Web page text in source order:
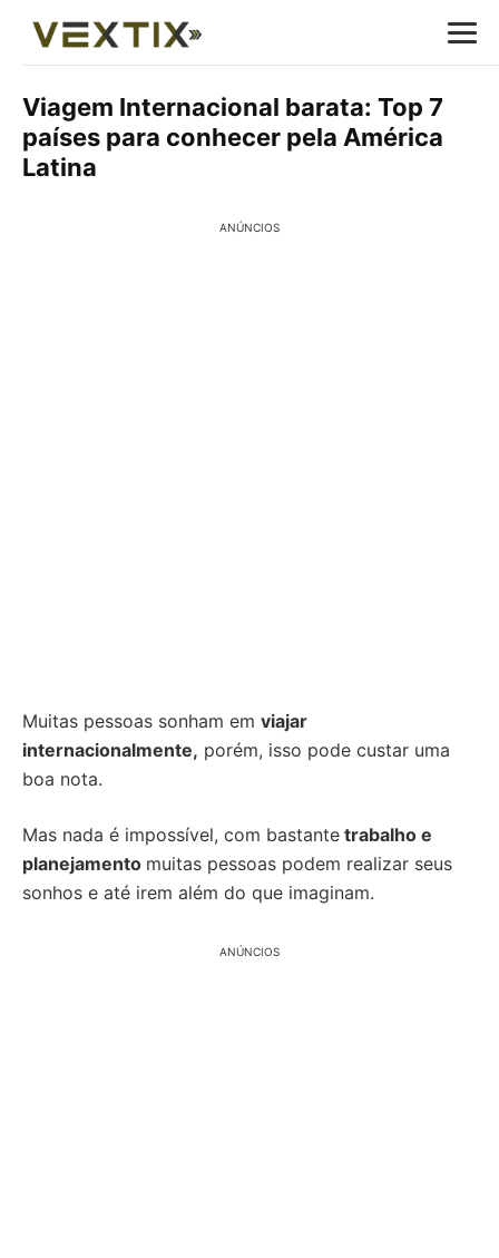
Viagem Internacional barata: Top 7
países para conhecer pela América
Latina
ANÚNCIOS
Muitas pessoas sonham em viajar
internacionalmente, porém, isso pode custar uma
boa nota.
Mas nada é impossível, com bastante trabalho e
planejamento muitas pessoas podem realizar seus
sonhos e até irem além do que imaginam.
ANÚNCIOS